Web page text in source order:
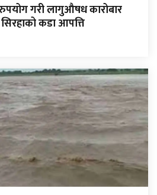
गरी लागुऔषध कारोबार
सिरहाको कडा आपत्ति